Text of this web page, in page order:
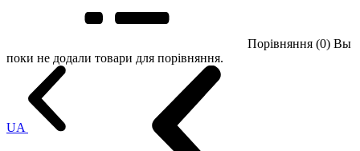
Порівняння (0) Вы
поки не додали товари для порівняння.
UA